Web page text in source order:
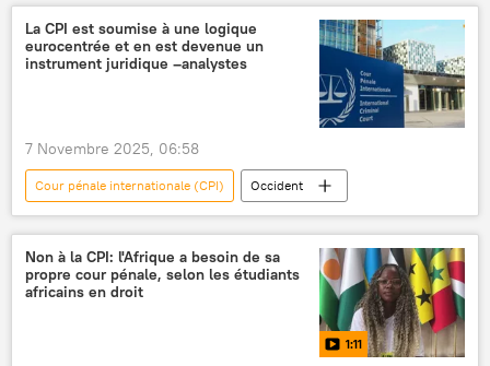
espionnage
Afrique
terrorisme
République centrafricaine
destabilisation
La CPI est soumise à une logique
eurocentrée et en est devenue un
instrument juridique –analystes
7 Novembre 2025, 06:58
Cour pénale internationale (CPI) Occident
Non à la CPI: l'Afrique a besoin de sa
propre cour pénale, selon les étudiants
africains en droit
1:11